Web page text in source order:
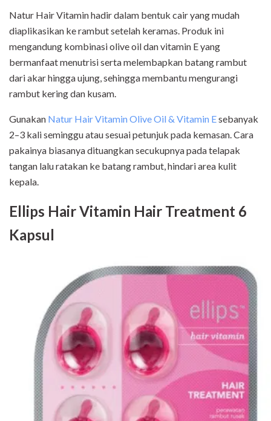
Natur Hair Vitamin hadir dalam bentuk cair yang mudah
diaplikasikan ke rambut setelah keramas. Produk ini
mengandung kombinasi olive oil dan vitamin E yang
bermanfaat menutrisi serta melembapkan batang rambut
dari akar hingga ujung, sehingga membantu mengurangi
rambut kering dan kusam.
Gunakan Natur Hair Vitamin Olive Oil & Vitamin Esebanyak
2–3 kali seminggu atau sesuai petunjuk pada kemasan. Cara
pakainya biasanya dituangkan secukupnya pada telapak
tangan lalu ratakan ke batang rambut, hindari area kulit
kepala.
Ellips Hair Vitamin Hair Treatment 6
Kapsul